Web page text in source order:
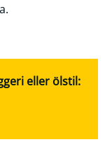
eller ölstil: